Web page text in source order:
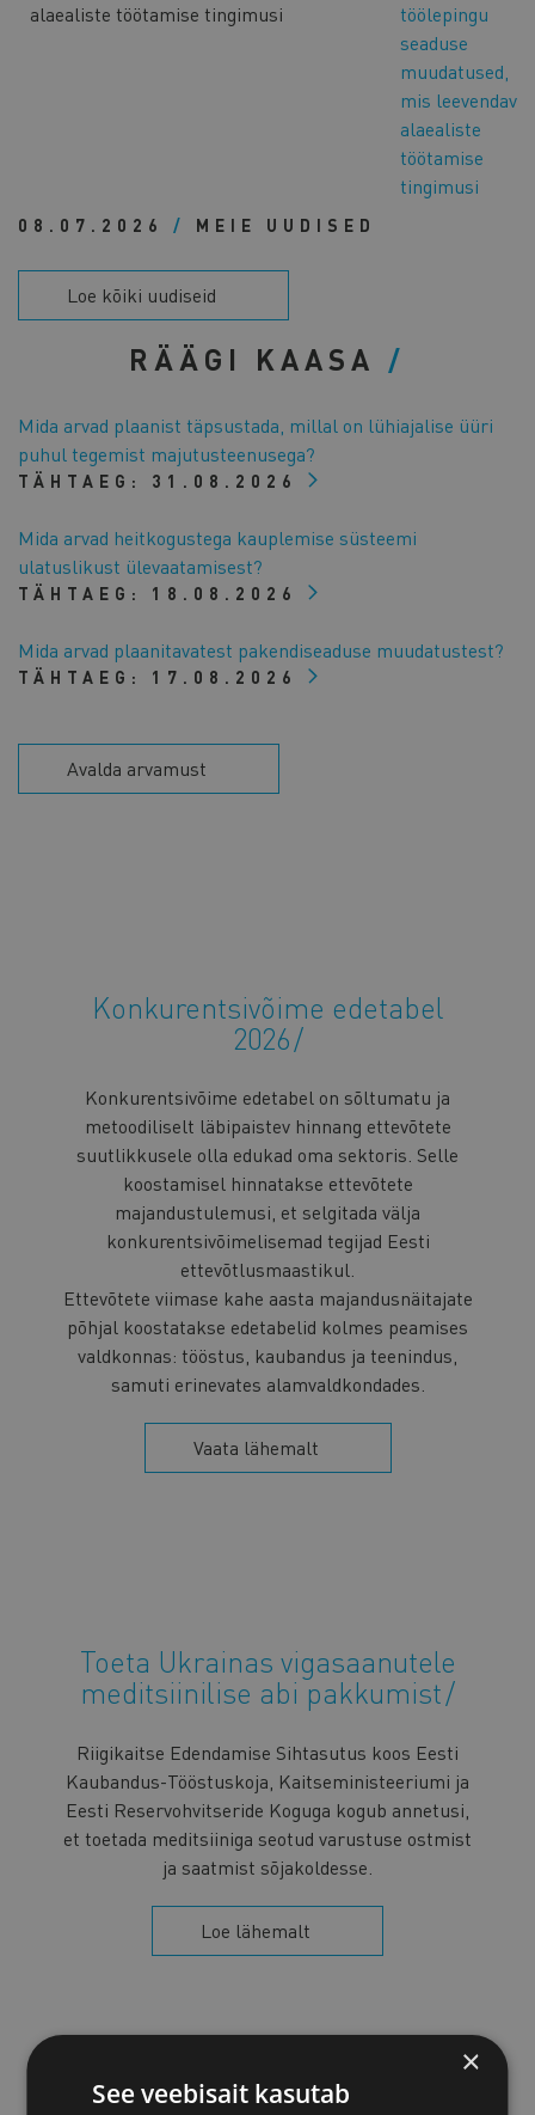
töölepingu
seaduse
muudatused,
mis leevendavad
alaealiste
töötamise
tingimusi
08.07.2026 / MEIE UUDISED
Loe kõiki uudiseid
RÄÄGI KAASA
Mida arvad plaanist täpsustada, millal on lühiajalise üüri
puhul tegemist majutusteenusega?
TÄHTAEG: 31.08.2026
Mida arvad heitkogustega kauplemise süsteemi
ulatuslikust ülevaatamisest?
TÄHTAEG: 18.08.2026
Mida arvad plaanitavatest pakendiseaduse muudatustest?
TÄHTAEG: 17.08.2026
Avalda arvamust
Konkurentsivõime edetabel
2026
Konkurentsivõime edetabel on sõltumatu ja
metoodiliselt läbipaistev hinnang ettevõtete
suutlikkusele olla edukad oma sektoris. Selle
koostamisel hinnatakse ettevõtete
majandustulemusi, et selgitada välja
konkurentsivõimelisemad tegijad Eesti
ettevõtlusmaastikul.
Ettevõtete viimase kahe aasta majandusnäitajate
põhjal koostatakse edetabelid kolmes peamises
valdkonnas: tööstus, kaubandus ja teenindus,
samuti erinevates alamvaldkondades.
Vaata lähemalt
Toeta Ukrainas vigasaanutele
meditsiinilise abi pakkumist
Riigikaitse Edendamise Sihtasutus koos Eesti
Kaubandus-Tööstuskoja, Kaitseministeeriumi ja
Eesti Reservohvitseride Koguga kogub annetusi,
et toetada meditsiiniga seotud varustuse ostmist
ja saatmist sõjakoldesse.
Loe lähemalt
×
See veebisait kasutab